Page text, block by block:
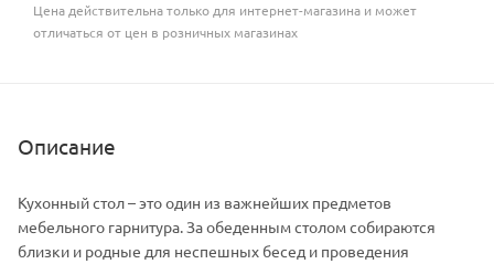
Цена действительна только для интернет-магазина и может
отличаться от цен в розничных магазинах
Описание
Кухонный стол – это один из важнейших предметов
мебельного гарнитура. За обеденным столом собираются
близки и родные для неспешных бесед и проведения